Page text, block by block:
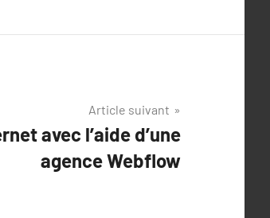
Article suivant
avec l’aide d’une
agence Webflow